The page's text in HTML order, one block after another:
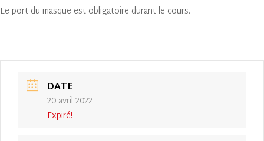
Le port du masque est obligatoire durant le cours.
DATE
20 avril 2022
Expiré!